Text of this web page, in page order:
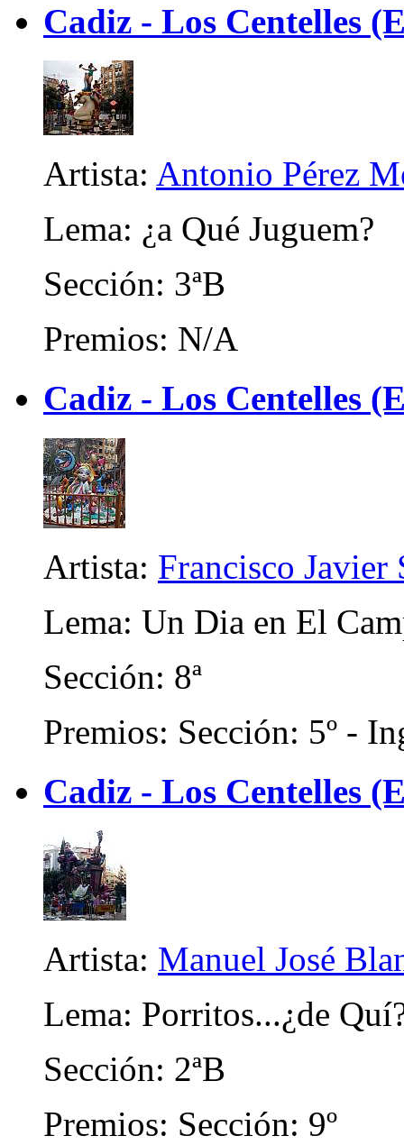
Cadiz - Los Centelles
Artista: Antonio Pérez
Lema: ¿a Qué Juguem?
Sección: 3ªB
Premios: N/A
Cadiz - Los Centelles
Artista: Francisco Javier
Lema: Un Dia en El
Sección: 8ª
Premios: Sección: 5º -
Cadiz - Los Centelles
Artista: Manuel José
Lema: Porritos...¿de
Sección: 2ªB
Premios: Sección: 9º